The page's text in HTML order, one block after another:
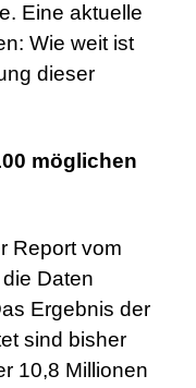
Eine aktuelle
Wie weit ist
dieser
möglichen
Report vom
Daten
Ergebnis der
sind bisher
10,8 Millionen